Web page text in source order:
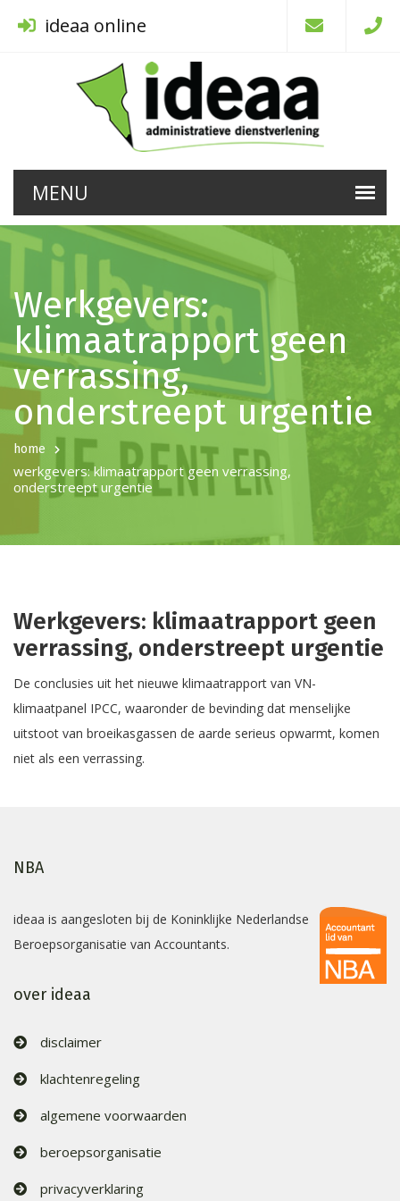
ideaa online
Werkgevers:
klimaatrapport geen
verrassing,
onderstreept urgentie
home
werkgevers: klimaatrapport geen verrassing,
onderstreept urgentie
Werkgevers: klimaatrapport geen
verrassing, onderstreept urgentie
De conclusies uit het nieuwe klimaatrapport van VN-
klimaatpanel IPCC, waaronder de bevinding dat menselijke
uitstoot van broeikasgassen de aarde serieus opwarmt, komen
niet als een verrassing.
NBA
ideaa is aangesloten bij de Koninklijke Nederlandse
Beroepsorganisatie van Accountants.
over ideaa
disclaimer
klachtenregeling
algemene voorwaarden
beroepsorganisatie
privacyverklaring